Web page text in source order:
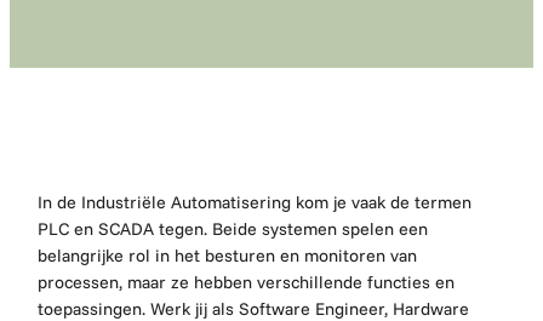
In de Industriële Automatisering kom je vaak de termen
PLC en SCADA tegen. Beide systemen spelen een
belangrijke rol in het besturen en monitoren van
processen, maar ze hebben verschillende functies en
toepassingen. Werk jij als Software Engineer, Hardware